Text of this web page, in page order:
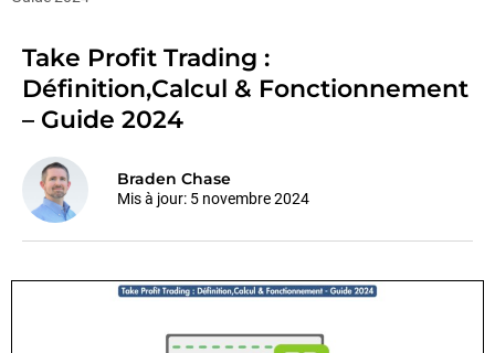
Take Profit Trading :
Définition,Calcul & Fonctionnement
– Guide 2024
Braden Chase
Mis à jour: 5 novembre 2024